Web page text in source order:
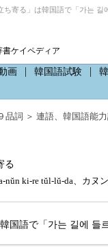
寄る」は韓国語で「가는 길
書ケイペディア
画 韓国語試験
品詞 ＞ 連語、 韓国語能
る
nŭn ki-re tŭl-lŭ-da、カヌ
国語で「가는 길에 들